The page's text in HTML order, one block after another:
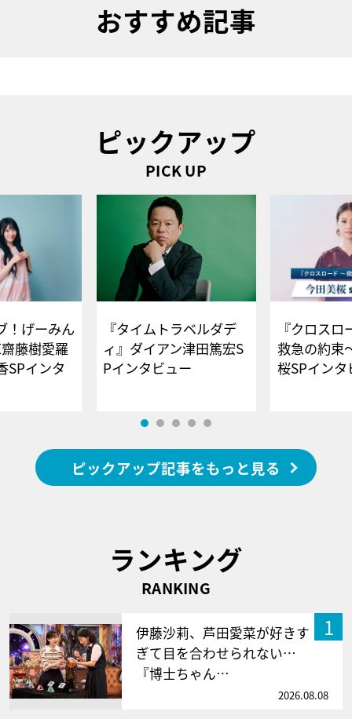
おすすめ記事
ピックアップ
PICK UP
！げーみん
藤樹愛羅
SPインタ
『タイムトラベルダデ
ィ』ダイアン津田篤宏S
Pインタビュー
『クロス
救急の約束
桜SPイ
ピックアップ記事をもっと見る
ランキング
RANKING
1
伊藤沙莉、芦田愛菜が好きす
ぎて目を合わせられない…
『博士ちゃん…
2026.08.08